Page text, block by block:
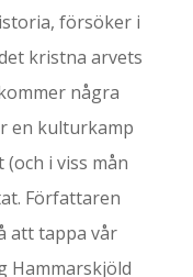
försöker i
kristna arvets
några
en kulturkamp
i viss mån
Författaren
att tappa vår
Hammarskjöld